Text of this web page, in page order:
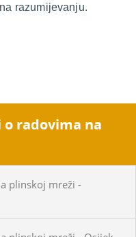
razumijevanju.
o radovima na
plinskoj mreži -